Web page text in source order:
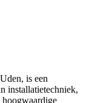
is een
installatietechniek,